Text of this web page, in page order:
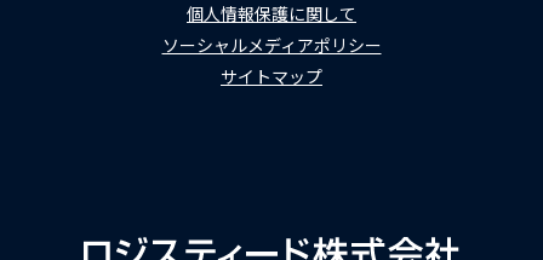
個人情報保護に関して
ソーシャルメディアポリシー
サイトマップ